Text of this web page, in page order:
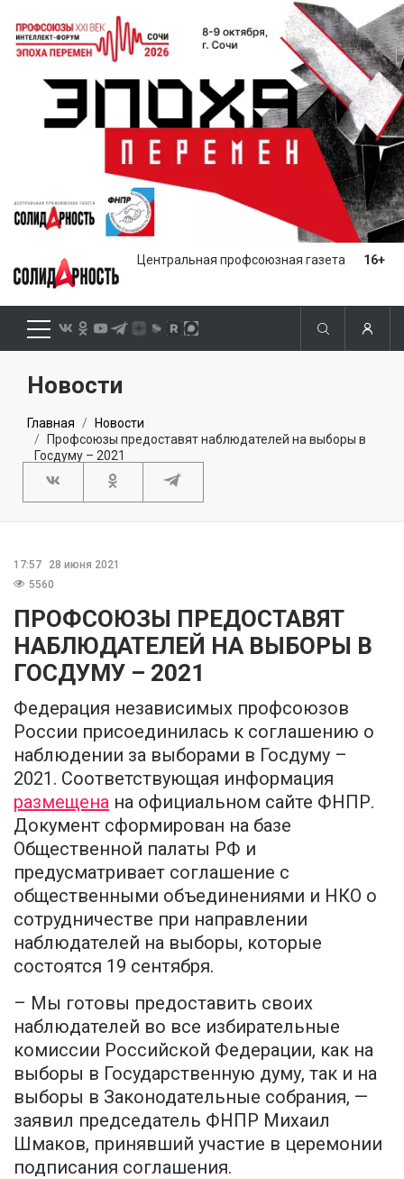
Центральная профсоюзная газета 16+
Новости
Главная
Новости
Профсоюзы предоставят наблюдателей на выборы в
Госдуму – 2021
17:57
28 июня 2021
5560
ПРОФСОЮЗЫ ПРЕДОСТАВЯТ
НАБЛЮДАТЕЛЕЙ НА ВЫБОРЫ В
ГОСДУМУ – 2021
Федерация независимых профсоюзов
России присоединилась к соглашению о
наблюдении за выборами в Госдуму –
2021. Соответствующая информация
размещена на официальном сайте ФНПР.
Документ сформирован на базе
Общественной палаты РФ и
предусматривает соглашение с
общественными объединениями и НКО о
сотрудничестве при направлении
наблюдателей на выборы, которые
состоятся 19 сентября.
– Мы готовы предоставить своих
наблюдателей во все избирательные
комиссии Российской Федерации, как на
выборы в Государственную думу, так и на
выборы в Законодательные собрания, —
заявил председатель ФНПР Михаил
Шмаков, принявший участие в церемонии
подписания соглашения.